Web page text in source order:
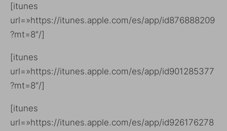
[itunes
url=»https://itunes.apple.com/es/app/id876888209
?mt=8″/]
[itunes
url=»https://itunes.apple.com/es/app/id901285377
?mt=8″/]
[itunes
url=»https://itunes.apple.com/es/app/id926176278